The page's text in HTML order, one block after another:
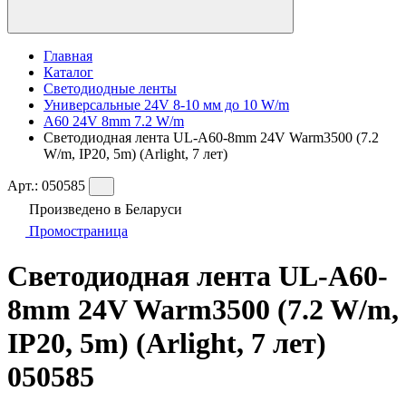
Главная
Каталог
Светодиодные ленты
Универсальные 24V 8-10 мм до 10 W/m
A60 24V 8mm 7.2 W/m
Светодиодная лента UL-A60-8mm 24V Warm3500 (7.2
W/m, IP20, 5m) (Arlight, 7 лет)
Арт.: 050585
Произведено в Беларуси
Промостраница
Светодиодная лента UL-A60-
8mm 24V Warm3500 (7.2 W/m,
IP20, 5m) (Arlight, 7 лет)
050585